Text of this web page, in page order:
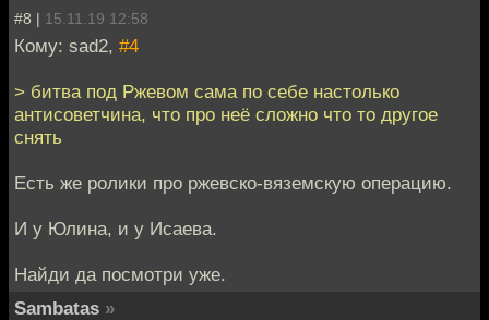
#8 | 15.11.19 12:58
Кому: sad2, #4
> битва под Ржевом сама по себе настолько
антисоветчина, что про неё сложно что то другое
снять
Есть же ролики про ржевско-вяземскую операцию.
И у Юлина, и у Исаева.
Найди да посмотри уже.
Sambatas »